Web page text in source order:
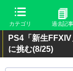
カテゴリ 過去記事
PS4「新生
に挑む(8/25)